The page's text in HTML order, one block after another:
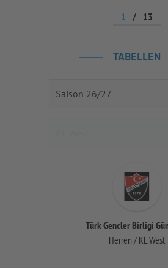
1 / 13
TABELLEN
Türk Gencler Birligi
Herren / KL West